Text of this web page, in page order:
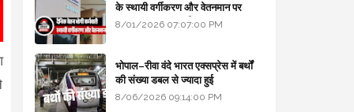
के स्थायी वर्गीकरण और वेतनमान पर
सरकार का बड़ा स्पष्टीकरण
8/01/2026 07:07:00 PM
भोपाल–रीवा वंदे भारत एक्सप्रेस में बर्थों
की संख्या डबल से ज्यादा हुई
8/06/2026 09:14:00 PM